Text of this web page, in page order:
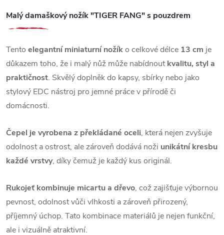
Malý damaškový nožík "TIGER FANG" s pouzdrem
Tento elegantní miniaturní nožíko celkové délce 13 cm je
důkazem toho, že i malý nůž může nabídnoutkvalitu, styl a
praktičnost. Skvělý doplněk do kapsy, sbírky nebo jako
stylový EDC nástroj pro jemné práce v přírodě či
domácnosti.
Čepel je vyrobena z překládané oceli, která nejen zvyšuje
odolnost a ostrost, ale zároveň dodává noži unikátní kresbu
každé vrstvy, díky čemuž je každý kus originál.
Rukojeť kombinuje micartu a dřevo, což zajišťuje výbornou
pevnost, odolnost vůči vlhkosti a zároveň přirozený,
příjemný úchop. Tato kombinace materiálů je nejen funkční,
ale i vizuálně atraktivní.